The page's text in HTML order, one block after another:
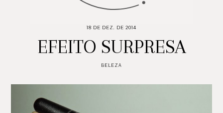
18 DE DEZ. DE 2014
EFEITO SURPRESA
BELEZA